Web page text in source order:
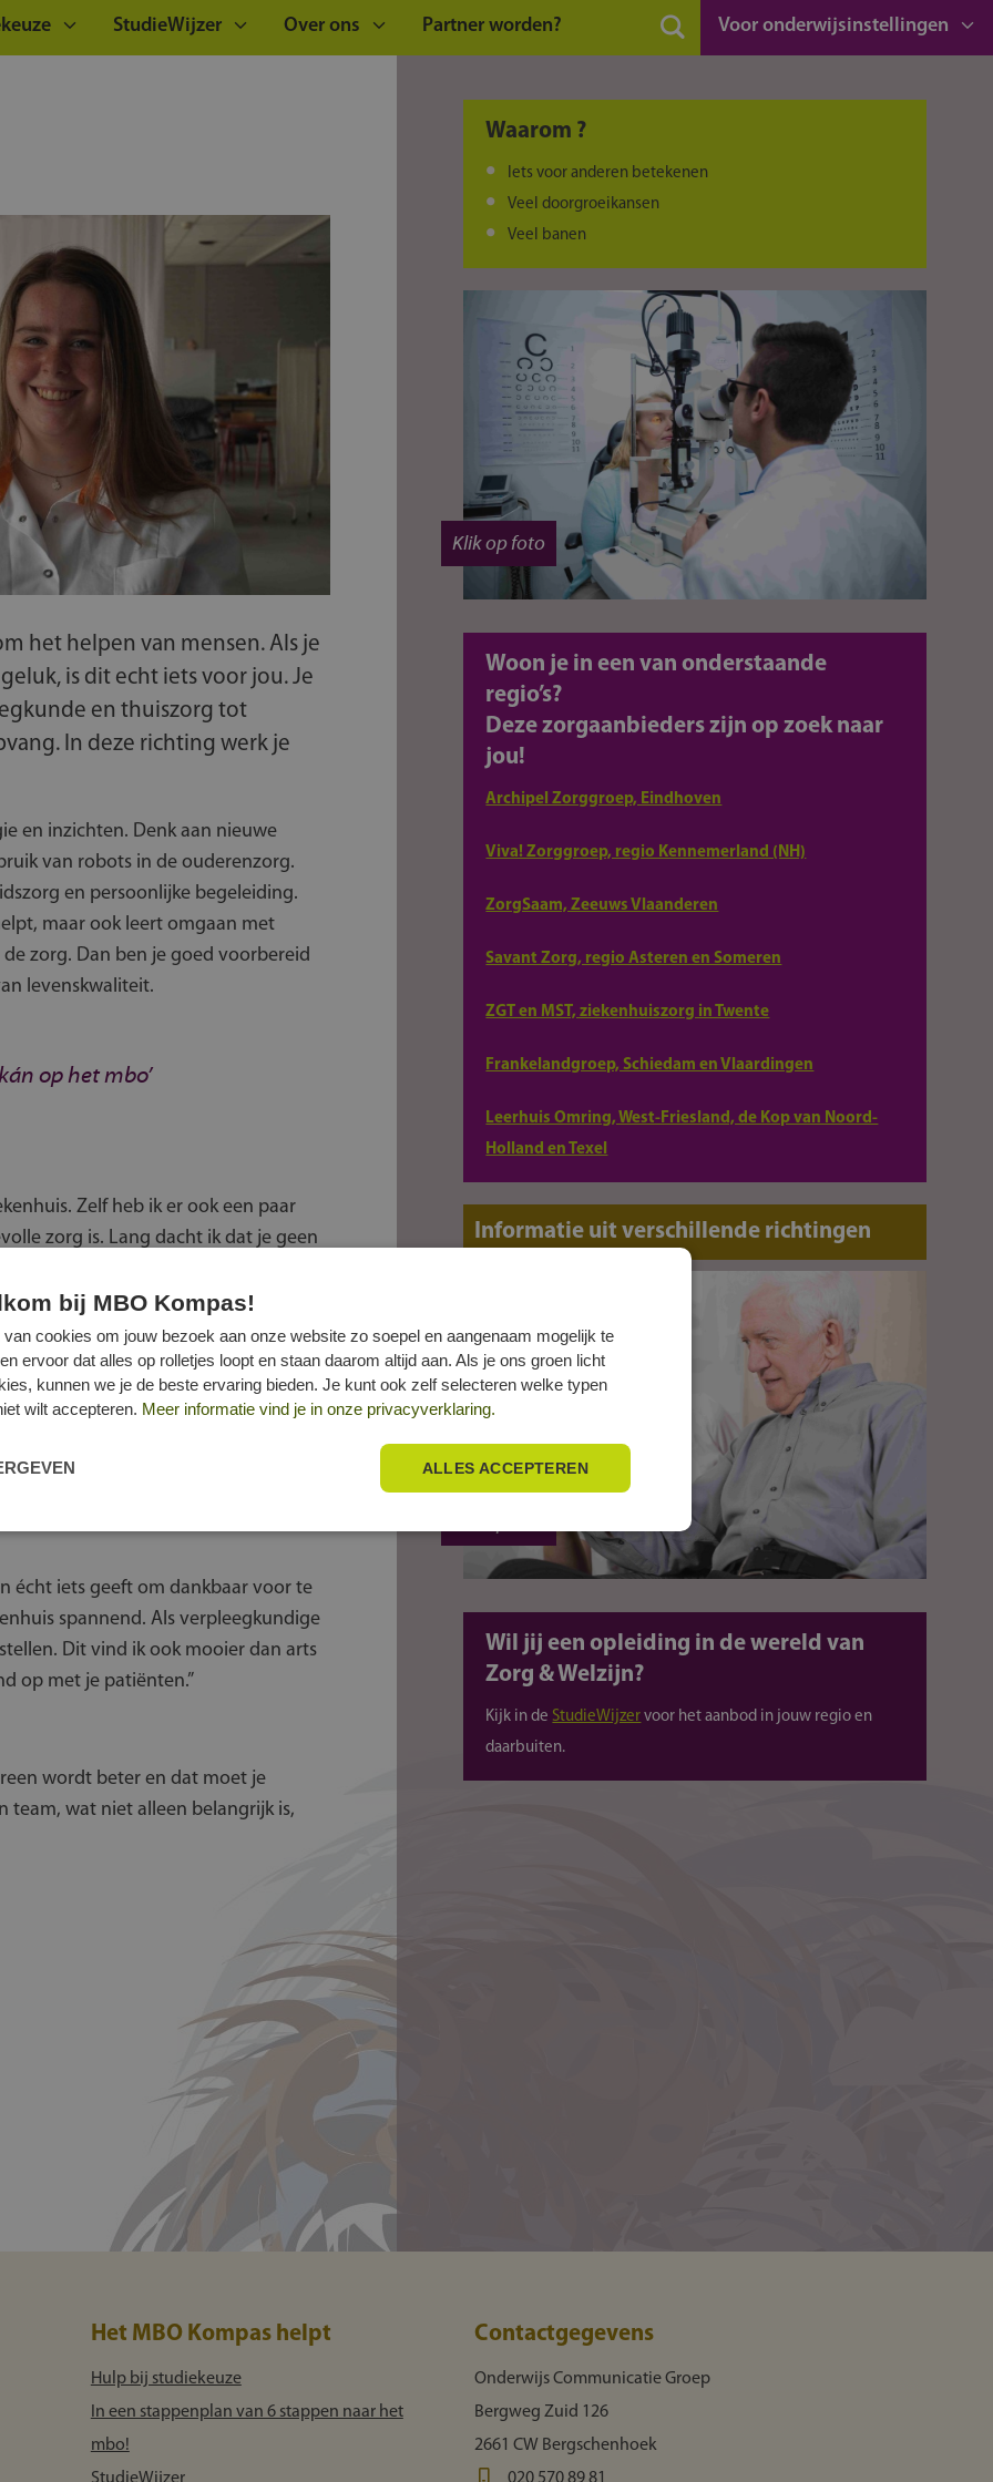
StudieWijzer Over ons Voor onderwijsinstellingen
Partner worden?
het helpen van mensen. Als je
is dit echt iets voor jou. Je
en thuiszorg tot
In deze richting werk je
en inzichten. Denk aan nieuwe
van robots in de ouderenzorg.
en persoonlijke begeleiding.
maar ook leert omgaan met
zorg. Dan ben je goed voorbereid
levenskwaliteit.
op het mbo’
Zelf heb ik er ook een paar
zorg is. Lang dacht ik dat je geen
wel! Op de open dag op het ROC
dat ik de juiste keuze heb gemaakt.”
je de basis en vanaf het tweede jaar
leer ik alles wat ik nodig heb om
is om op de kinderafdeling te werken,
écht iets geeft om dankbaar voor te
spannend. Als verpleegkundige
Dit vind ik ook mooier dan arts
op met je patiënten.”
wordt beter en dat moet je
team, wat niet alleen belangrijk is,
Waarom ?
Iets voor anderen betekenen
Veel doorgroeikansen
Veel banen
Klik op foto
Woon je in een van onderstaande
regio’s?
Deze zorgaanbieders zijn op zoek naar
jou!
Archipel Zorggroep, Eindhoven
Viva! Zorggroep, regio Kennemerland (NH)
ZorgSaam, Zeeuws Vlaanderen
Savant Zorg, regio Asteren en Someren
ZGT en MST, ziekenhuiszorg in Twente
Frankelandgroep, Schiedam en Vlaardingen
Leerhuis Omring, West-Friesland, de Kop van Noord-
Holland en Texel
Informatie uit verschillende richtingen
Wil jij een opleiding in de wereld van
Zorg & Welzijn?
Kijk in de StudieWijzer voor het aanbod in jouw regio en
daarbuiten.
Het MBO Kompas helpt
Hulp bij studiekeuze
In een stappenplan van 6 stappen naar het
mbo!
Contactgegevens
Onderwijs Communicatie Groep
Bergweg Zuid 126
2661 CW Bergschenhoek
bij MBO Kompas!
cookies om jouw bezoek aan onze website zo soepel en aangenaam mogelijk te
ervoor dat alles op rolletjes loopt en staan daarom altijd aan. Als je ons groen licht
kunnen we je de beste ervaring bieden. Je kunt ook zelf selecteren welke typen
wilt accepteren. Meer informatie vind je in onze privacyverklaring.
ALLES ACCEPTEREN